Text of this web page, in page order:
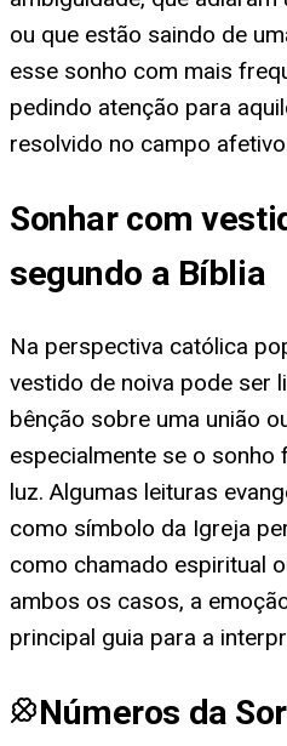
ou que estão saindo de
esse sonho com mais
pedindo atenção para
resolvido no campo
Sonhar com
segundo a Bíblia
Na perspectiva católica
vestido de noiva pode ser
bênção sobre uma união
especialmente se o sonho
luz. Algumas leituras
como símbolo da Igreja
como chamado espiritual
ambos os casos, a
principal guia para a
Números da